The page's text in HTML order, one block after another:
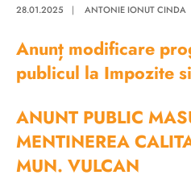
28.01.2025 | ANTONIE IONUT CINDA
Anunț modificare
publicul la Impozite
ANUNT PUBLIC
MENTINEREA
MUN. VULCAN